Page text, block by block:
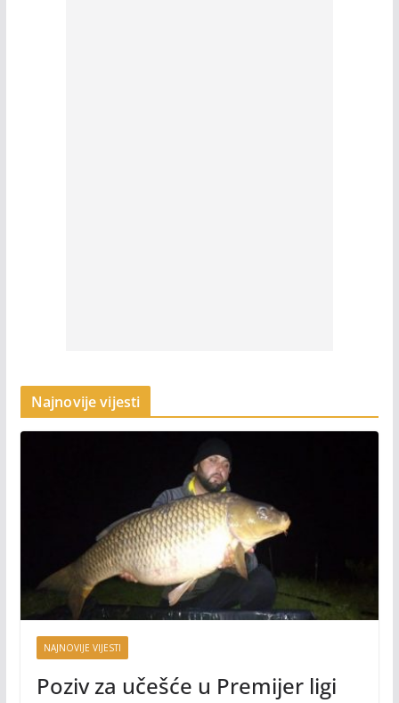
Najnovije vijesti
NAJNOVIJE VIJESTI
Poziv za učešće u Premijer ligi